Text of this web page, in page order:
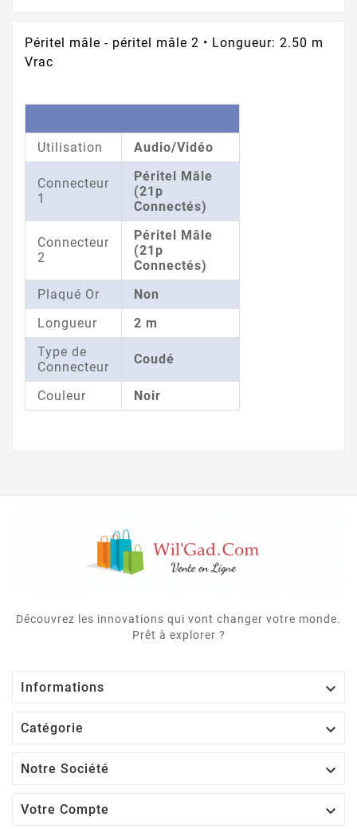
Péritel mâle - péritel mâle 2 • Longueur: 2.50 m
Vrac
Utilisation Audio/Vidéo
Connecteur
1
Péritel Mâle
(21p
Connectés)
Connecteur
2
Péritel Mâle
(21p
Connectés)
Plaqué Or
Non
Longueur
2 m
Type de
Connecteur
Coudé
Couleur Noir
Découvrez les innovations qui vont changer votre monde.
Prêt à explorer ?
Informations 
Catégorie 
Notre Société 
Votre Compte 